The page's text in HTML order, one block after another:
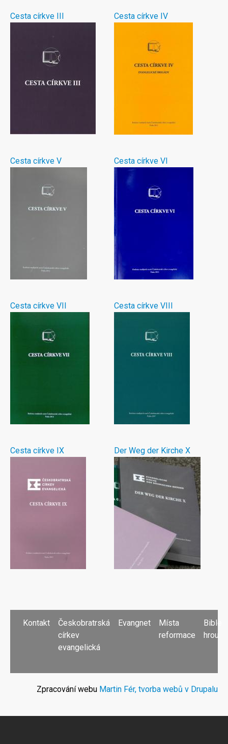
Cesta církve III Cesta církve IV
Cesta církve V Cesta církve VI
Cesta církve VII Cesta církve VIII
Cesta církve IX Der Weg der Kirche X
PATIČKA
Kontakt
Českobratrská
církev
evangelická
Evangnet
Místa
reformace
Bible
hrou
Zpracování webu Martin Fér, tvorba webů v Drupalu